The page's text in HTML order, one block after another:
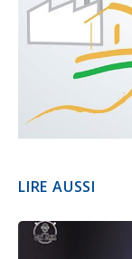
LIRE AUSSI